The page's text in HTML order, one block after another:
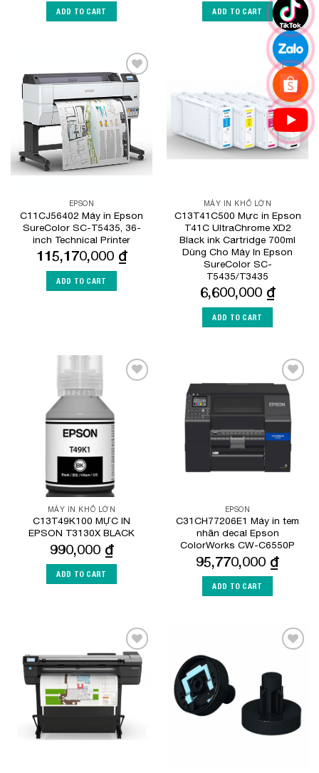
ADD TO CART ADD TO CART
Add to
Wishlist
EPSON
C11CJ56402 Máy in Epson
SureColor SC-T5435, 36-
inch Technical Printer
115,170,000 ₫
ADD TO CART
Add to
Wishlist
MÁY IN KHỔ LỚN
C13T41C500 Mực in Epson
T41C UltraChrome XD2
Black ink Cartridge 700ml
Dùng Cho Máy In Epson
SureColor SC-
T5435/T3435
6,600,000 ₫
ADD TO CART
MÁY IN KHỔ LỚN
C13T49K100 MỰC IN
EPSON T3130X BLACK
990,000 ₫
ADD TO CART
Add to
Wishlist
EPSON
C31CH77206E1 Máy in tem
nhãn decal Epson
ColorWorks CW-C6550P
95,770,000 ₫
ADD TO CART
Add to
Wishlist